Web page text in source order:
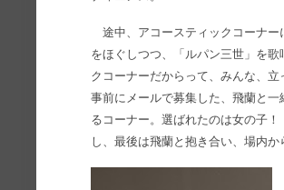
途中、アコースティックコーナ
をほぐしつつ、「ルパン三世」を
クコーナーだからって、みんな、
事前にメールで募集した、飛蘭と
るコーナー。選ばれたのは女の子
し、最後は飛蘭と抱き合い、場内か